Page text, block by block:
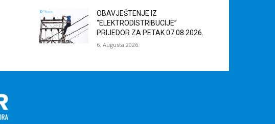
OBAVJEŠTENJE IZ
“ELEKTRODISTRIBUCIJE”
PRIJEDOR ZA PETAK 07.08.2026.
6. Augusta 2026.